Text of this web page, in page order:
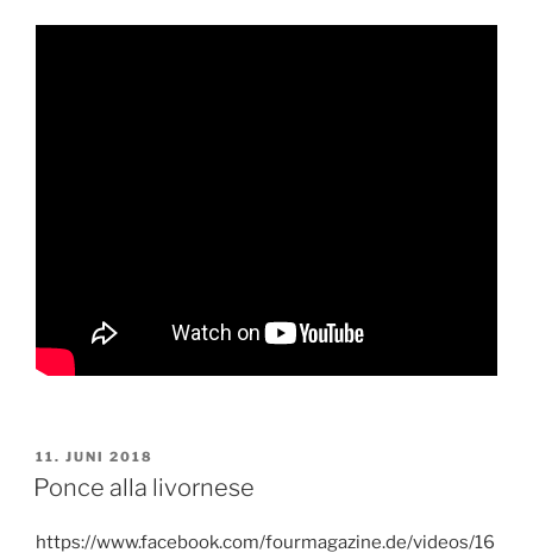
VERÖFFENTLICHT
AM
11. JUNI 2018
Ponce alla livornese
https://www.facebook.com/fourmagazine.de/videos/16